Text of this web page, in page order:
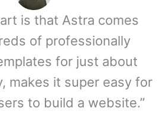
is that Astra comes
of professionally
for just about
makes it super easy for
to build a website.”